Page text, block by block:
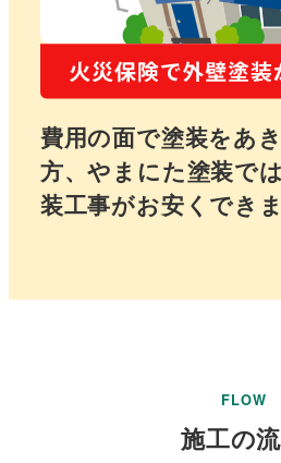
費用の面で塗装をあ
方、やまにた塗装で
装工事がお安くでき
く
FLOW
施工の